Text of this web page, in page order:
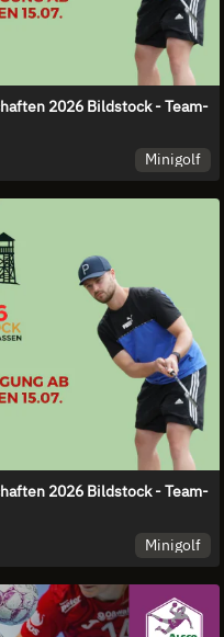
2026 Bildstock - Team-
Minigolf
2026 Bildstock - Team-
Minigolf